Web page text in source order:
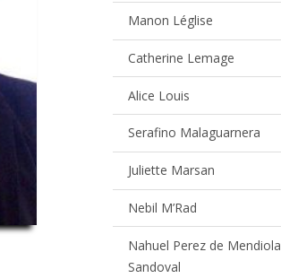
Manon Léglise
Catherine Lemage
Alice Louis
Serafino Malaguarnera
Juliette Marsan
Nebil M’Rad
Nahuel Perez de Mendiola
Sandoval